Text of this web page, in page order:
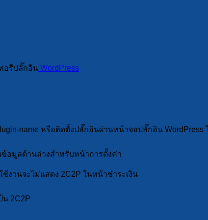
อรีปลั๊กอิน WordPress
name หรือติดตั้งปลั๊กอินผ่านหน้าจอปลั๊กอิน WordPress
อมูลด้านล่างสำหรับหน้าการตั้งค่า
งานจะไม่แสดง 2C2P ในหน้าชำระเงิน
น 2C2P